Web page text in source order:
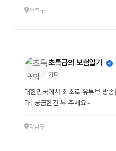
서초구
초특급의 보험알기
기타
대한민국에서 최초로 유튜브 방송을 진행하는
다. 궁금한건 톡 주세요~
강남구